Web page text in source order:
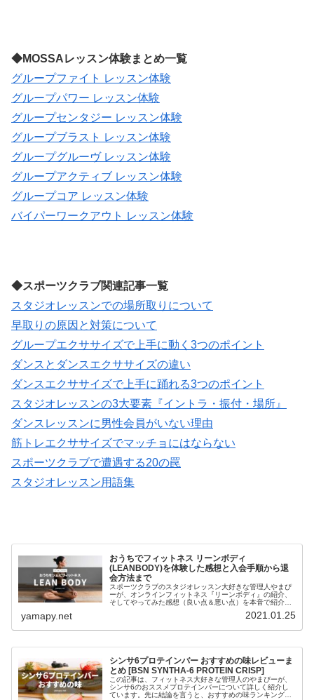
◆MOSSAレッスン体験まとめ一覧
グループファイト レッスン体験
グループパワー レッスン体験
グループセンタジー レッスン体験
グループブラスト レッスン体験
グループグルーヴ レッスン体験
グループアクティブ レッスン体験
グループコア レッスン体験
バイパーワークアウト レッスン体験
◆スポーツクラブ関連記事一覧
スタジオレッスンでの場所取りについて
早取りの原因と対策について
グループエクササイズで上手に動く3つのポイント
ダンスとダンスエクササイズの違い
ダンスエクササイズで上手に踊れる3つのポイント
スタジオレッスンの3大要素『イントラ・振付・場所』
ダンスレッスンに男性会員がいない理由
筋トレエクササイズでマッチョにはならない
スポーツクラブで遭遇する20の罠
スタジオレッスン用語集
おうちでフィットネス リーンボディ
(LEANBODY)を体験した感想と入会手順から退
会方法まで
スポーツクラブのスタジオレッスン大好きな管理人やまぴ
ーが、オンラインフィットネス『リーンボディ』の紹介、
そしてやってみた感想（良い点＆悪い点）を本音で紹介し
yamapy.net 2021.01.25
シンサ6プロテインバー おすすめの味レビューま
とめ [BSN SYNTHA-6 PROTEIN CRISP]
この記事は、フィットネス大好きな管理人のやまぴーが、
シンサ6のおススメプロテインバーについて詳しく紹介し
ています。先に結論を言うと、おすすめの味ランキングト